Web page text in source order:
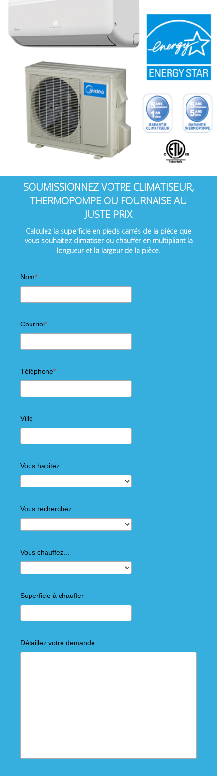
SOUMISSIONNEZVOTRE CLIMATISEUR,
THERMOPOMPE OU FOURNAISE AU
JUSTE PRIX
Calculez la superficie en pieds carrés de la pièce que
vous souhaitez climatiser ou chauffer en multipliant la
longueur et la largeur de la pièce.
Nom
Courriel
Téléphone
Ville
Vous habitez...
Vous recherchez...
Vous chauffez...
Superficie à chauffer
Détaillez votre demande